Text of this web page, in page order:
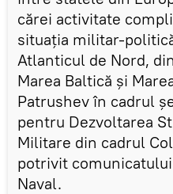
cărei activitate
situația militar-
Atlanticul de Nord,
Marea Baltică și
Patrushev în cadrul
pentru Dezvoltarea
Militare din cadrul
potrivit
Naval.